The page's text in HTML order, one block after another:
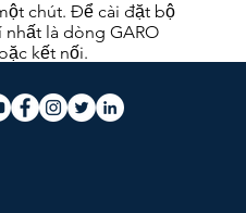
chút. Để cài đặt bộ
nhất là dòng GARO
kết nối.